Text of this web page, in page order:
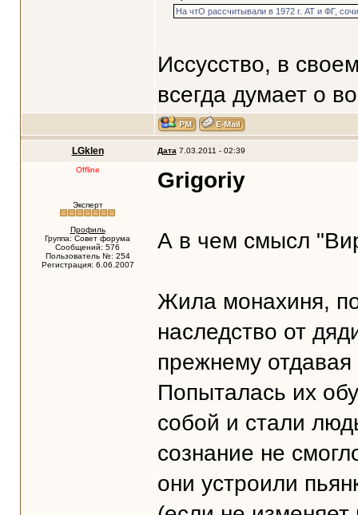
На чтО рассчитывали в 1972 г. АТ и ФГ,
Иссусство, в
всегда думает о
LGklen Дата 7.03.2011 - 02:39
Offline
Эксперт
Профиль
Группа: Совет форума
Сообщений: 576
Пользователь №: 254
Регистрация: 6.06.2007
Grigoriy
А в чем смысл
Жила монахиня,
наследство от
прежнему
Попыталась их
собой и стали
сознание не
они устроили